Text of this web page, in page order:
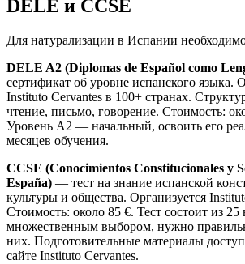
DELE и CCSE
Для натурализации в Испании необходимо
DELE A2 (Diplomas de Español como
сертификат об уровне испанского языка.
Instituto Cervantes в 100+ странах.
чтение, письмо, говорение. Стоимость:
Уровень A2 — начальный, освоить его
месяцев обучения.
CCSE (Conocimientos Constitucionales y
España) — тест на знание испанской
культуры и общества. Организуется
Стоимость: около 85 €. Тест состоит из 25
множественным выбором, нужно
них. Подготовительные материалы
сайте Instituto Cervantes.